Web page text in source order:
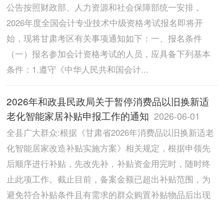
公告按照财政部、人力资源和社会保障部统一安排，
2026年度全国会计专业技术中级资格考试报名即将开
始，现将甘肃考区有关事项通知如下：一、报名条件
（一）报名参加会计资格考试的人员，应具备下列基本
条件：1.遵守《中华人民共和国会计...
2026年和政县民政局关于暂停消费品以旧换新适
老化智能家居补贴申报工作的通知 2026-06-01
全县广大群众:根据《甘肃省2026年消费品以旧换新适老
化智能居家改造补贴实施方案》相关规定，根据申领先
后顺序进行补贴，先改先补，补贴资金用完时，随时终
止此项工作。截止目前，备案金额已超出补贴范围，为
避免符合补贴条件且有需求的群众购置补贴物品后出现